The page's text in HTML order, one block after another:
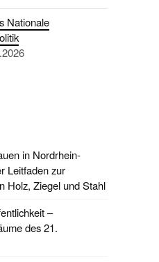
Nationale
in Nordrhein-
Leitfaden zur
Holz, Ziegel und Stahl
–
des 21.